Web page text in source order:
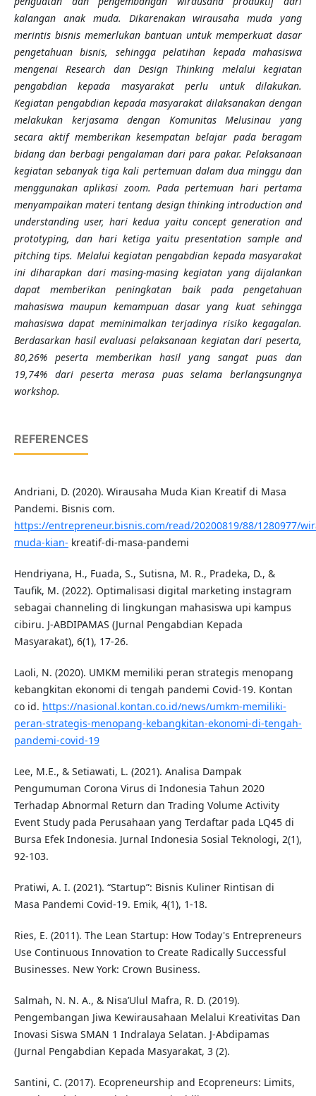
kalangan anak muda. Dikarenakan wirausaha muda yang
merintis bisnis memerlukan bantuan untuk memperkuat dasar
pengetahuan bisnis, sehingga pelatihan kepada mahasiswa
mengenai Research dan Design Thinking melalui kegiatan
pengabdian kepada masyarakat perlu untuk dilakukan.
Kegiatan pengabdian kepada masyarakat dilaksanakan dengan
melakukan kerjasama dengan Komunitas Melusinau yang
secara aktif memberikan kesempatan belajar pada beragam
bidang dan berbagi pengalaman dari para pakar. Pelaksanaan
kegiatan sebanyak tiga kali pertemuan dalam dua minggudan
menggunakan aplikasi zoom. Pada pertemuan hari pertama
menyampaikan materi tentang design thinking introduction and
understanding user, hari kedua yaitu concept generation and
prototyping, dan hari ketiga yaitu presentation sample and
pitching tips. Melalui kegiatan pengabdian kepada masyarakat
ini diharapkan dari masing-masing kegiatan yang dijalankan
dapat memberikan peningkatan baik pada pengetahuan
mahasiswa maupun kemampuan dasar yang kuat sehingga
mahasiswa dapat meminimalkan terjadinya risiko kegagalan.
Berdasarkan hasil evaluasi pelaksanaan kegiatan dari peserta,
80,26% peserta memberikan hasil yang sangat puas dan
19,74% dari peserta merasa puas selama berlangsungnya
workshop.
REFERENCES
Andriani, D. (2020). Wirausaha Muda Kian Kreatif di Masa
Pandemi. Bisnis com.
https://entrepreneur.bisnis.com/read/20200819/88/1280977/
muda-kian- kreatif-di-masa-pandemi
Hendriyana, H., Fuada, S., Sutisna, M. R., Pradeka, D., &
Taufik, M. (2022). Optimalisasi digital marketing instagram
sebagai channeling di lingkungan mahasiswa upi kampus
cibiru. J-ABDIPAMAS (Jurnal Pengabdian Kepada
Masyarakat), 6(1), 17-26.
Laoli, N. (2020). UMKM memiliki peran strategis menopang
kebangkitan ekonomi di tengah pandemi Covid-19. Kontan
co id. https://nasional.kontan.co.id/news/umkm-memiliki-
peran-strategis-menopang-kebangkitan-ekonomi-di-tengah-
pandemi-covid-19
Lee, M.E., & Setiawati, L. (2021). Analisa Dampak
Pengumuman Corona Virus di Indonesia Tahun 2020
Terhadap Abnormal Return dan Trading Volume Activity
Event Study pada Perusahaan yang Terdaftar pada LQ45 di
Bursa Efek Indonesia. Jurnal Indonesia Sosial Teknologi, 2(1),
92-103.
Pratiwi, A. I. (2021). “Startup”: Bisnis Kuliner Rintisan di
Masa Pandemi Covid-19. Emik, 4(1), 1-18.
Ries, E. (2011). The Lean Startup: How Today's Entrepreneurs
Use Continuous Innovation to Create Radically Successful
Businesses. New York: Crown Business.
Salmah, N. N. A., & Nisa’Ulul Mafra, R. D. (2019).
Pengembangan Jiwa Kewirausahaan Melalui Kreativitas Dan
Inovasi Siswa SMAN 1 Indralaya Selatan. J-Abdipamas
(Jurnal Pengabdian Kepada Masyarakat, 3 (2).
Santini, C. (2017). Ecopreneurship and Ecopreneurs: Limits,